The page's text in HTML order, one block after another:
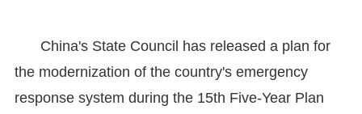
China's State Council has released a plan for
the modernization of the country's emergency
response system during the 15th Five-Year Plan